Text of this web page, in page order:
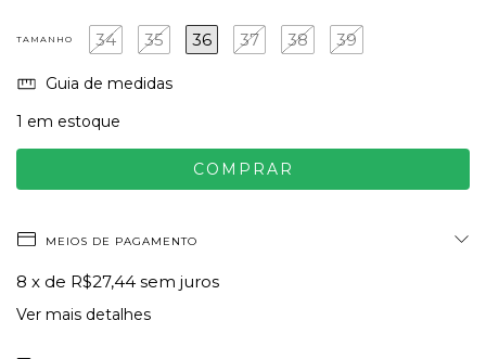
TAMANHO 34 35 36 37 38 39
Guia de medidas
1 em estoque
MEIOS DE PAGAMENTO
8 x de R$27,44 sem juros
Ver mais detalhes